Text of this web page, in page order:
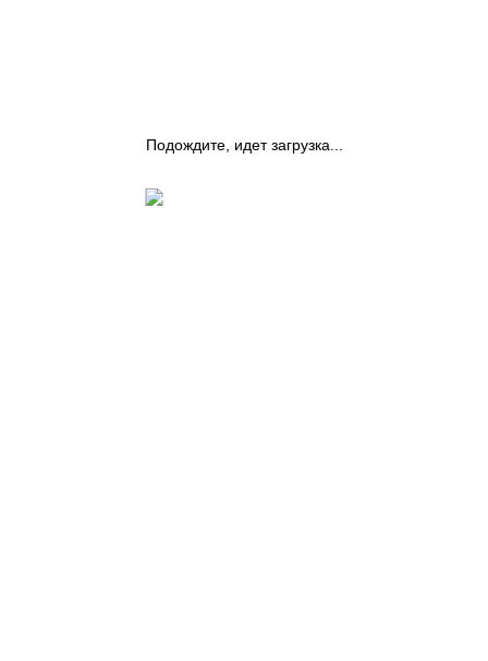
Подождите, идет загрузка...